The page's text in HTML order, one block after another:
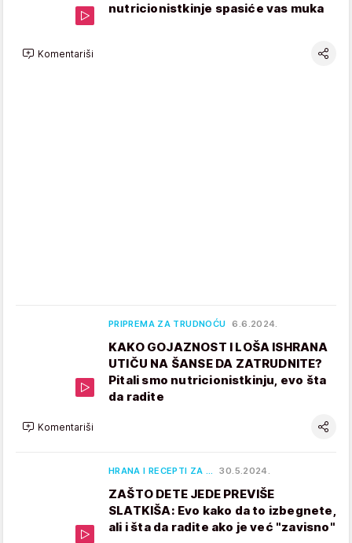
nutricionistkinje spasiće vas muka
Komentariši
PRIPREMA ZA TRUDNOĆU 6.6.2024.
KAKO GOJAZNOST I LOŠA ISHRANA
UTIČU NA ŠANSE DA ZATRUDNITE?
Pitali smo nutricionistkinju, evo šta
da radite
Komentariši
HRANA I RECEPTI ZA … 30.5.2024.
ZAŠTO DETE JEDE PREVIŠE
SLATKIŠA: Evo kako da to izbegnete,
ali i šta da radite ako je već "zavisno"